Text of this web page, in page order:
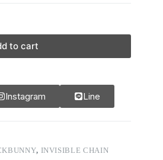
to cart
Instagram Line
, INVISIBLE CHAIN